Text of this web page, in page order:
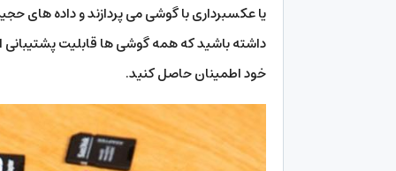
یا عکسبرداری با گوشی می پردازند و داده های
داشته باشید که همه گوشی ها قابلیت پشتیبانی
خود اطمینان حاصل کنید.